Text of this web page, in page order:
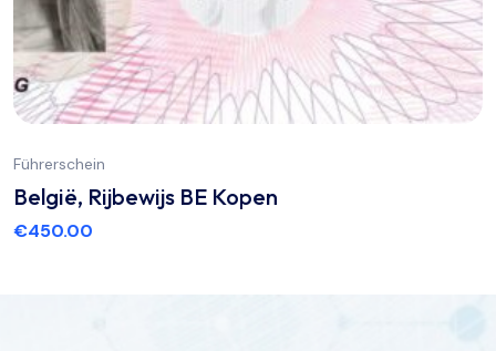
Führerschein
België, Rijbewijs BE Kopen
€450.00